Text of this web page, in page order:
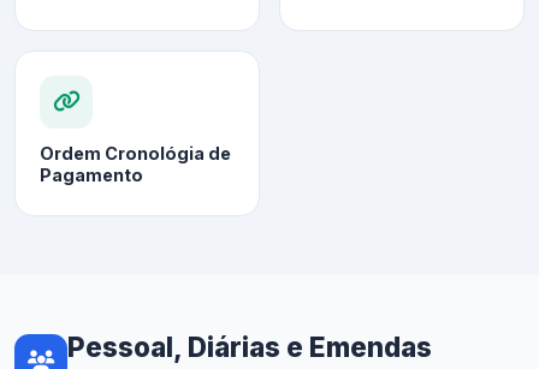
Ordem Cronológia de
Pagamento
Pessoal, Diárias e Emendas